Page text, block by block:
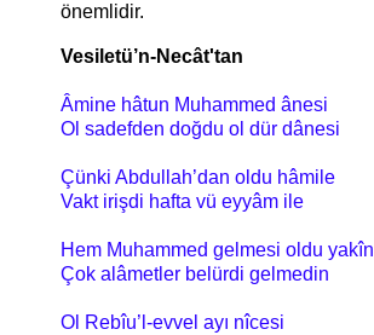
önemlidir.
Vesiletü’n-Necât'tan
Âmine hâtun Muhammed ânesi
Ol sadefden doğdu ol dür dânesi
Çünki Abdullah’dan oldu hâmile
Vakt irişdi hafta vü eyyâm ile
Hem Muhammed gelmesi oldu yakîn
Çok alâmetler belürdi gelmedin
Ol Rebîu’l-evvel ayı nîcesi